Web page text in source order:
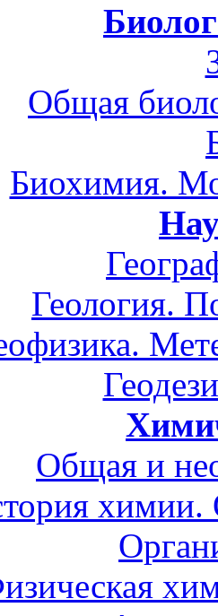
Общая
Биохимия.
Геология.
Общая и